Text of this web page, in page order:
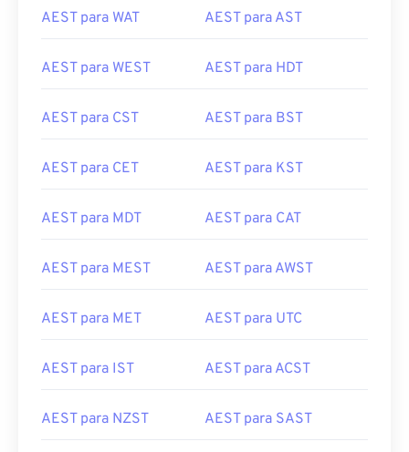
AEST para WAT AEST para AST
AEST para WEST AEST para HDT
AEST para CST AEST para BST
AEST para CET AEST para KST
AEST para MDT AEST para CAT
AEST para MEST AEST para AWST
AEST para MET AEST para UTC
AEST para IST AEST para ACST
AEST para NZST AEST para SAST